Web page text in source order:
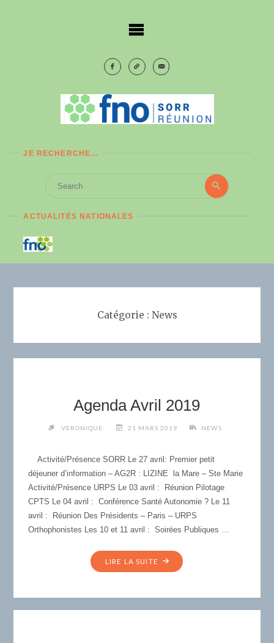
JE RECHERCHE…
Search
Search
ACTUALITÉS NATIONALES
Catégorie : News
Agenda Avril 2019
VERONIQUE 21 MARS 2019 NEWS
Activité/Présence SORR Le 27 avril: Premier petit
déjeuner d’information – AG2R : LIZINE la Mare – Ste Marie
Activité/Présence URPS Le 03 avril : Réunion Pilotage
CPTS Le 04 avril : Conférence Santé Autonomie ? Le 11
avril : Réunion Des Présidents – Paris – URPS
Orthophonistes Les 10 et 11 avril : Soirées Publiques …
LIRE LA SUITE "AGENDA